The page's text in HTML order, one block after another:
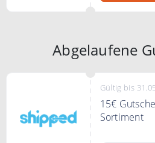
Abgelaufene
Gültig bis
15€
Sortiment